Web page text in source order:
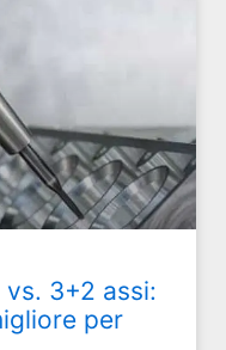
3+2 assi:
per